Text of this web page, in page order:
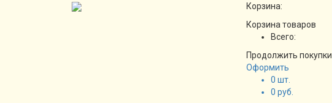
Корзина:
Корзина товаров
Всего:
Продолжить покупки
Оформить
0 шт.
0 руб.